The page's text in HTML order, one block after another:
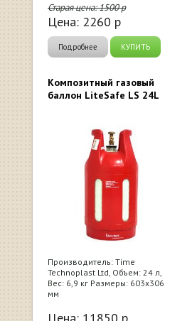
Старая цена:1500р
Цена: 2260 р
Подробнее КУПИТЬ
Композитный газовый
баллон LiteSafe LS 24L
Производитель: Time
Technoplast Ltd, Объем: 24 л,
Вес: 6,9 кг Размеры: 603х306
мм
Цена: 11850 р